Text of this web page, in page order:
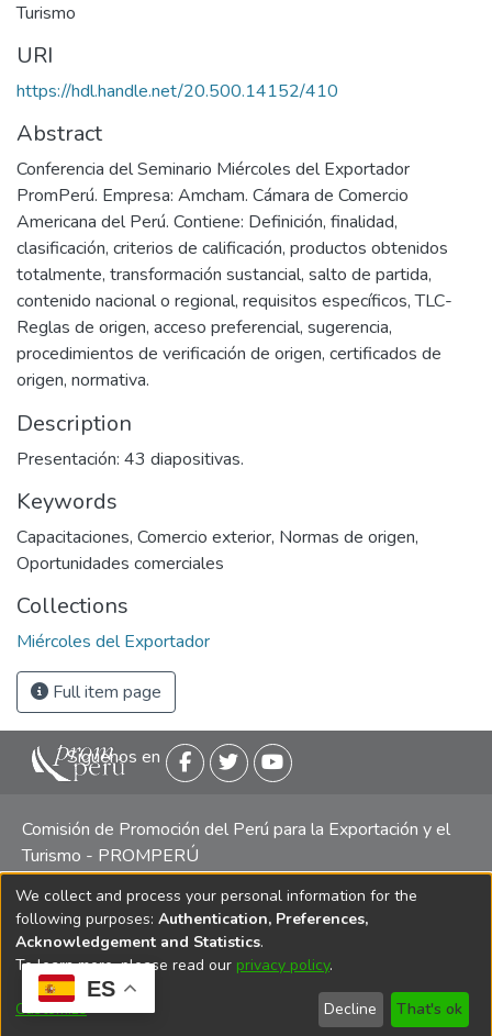
ES
Turismo
URI
https://hdl.handle.net/20.500.14152/410
Abstract
Conferencia del Seminario Miércoles del Exportador
PromPerú. Empresa: Amcham. Cámara de Comercio
Americana del Perú. Contiene: Definición, finalidad,
clasificación, criterios de calificación, productos obtenidos
totalmente, transformación sustancial, salto de partida,
contenido nacional o regional, requisitos específicos, TLC-
Reglas de origen, acceso preferencial, sugerencia,
procedimientos de verificación de origen, certificados de
origen, normativa.
Description
Presentación: 43 diapositivas.
Keywords
Capacitaciones, Comercio exterior, Normas de origen,
Oportunidades comerciales
Collections
Miércoles del Exportador
Full item page
Siguenos en
Comisión de Promoción del Perú para la Exportación y el
Turismo - PROMPERÚ
Central telefónica: (511) 616 7300 / 616 7400 Calle Uno
Oeste 50, Edificio Mincetur, Pisos 13 y 14, San Isidro -
Lima
Copyright 2025 PROMPERÚ
We collect and process your personal information for the
following purposes: Authentication, Preferences,
Acknowledgement and Statistics.
To learn more, please read our privacy policy.
Customize Decline That's ok